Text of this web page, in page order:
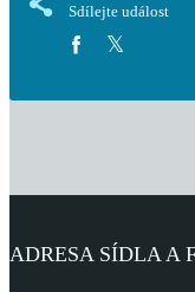
Sdílejte událost
ADRESA SÍDLA A